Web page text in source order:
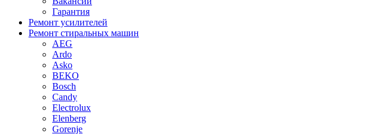
Гарантия
Ремонт усилителей
Ремонт стиральных машин
AEG
Ardo
Asko
BEKO
Bosch
Candy
Electrolux
Elenberg
Gorenje